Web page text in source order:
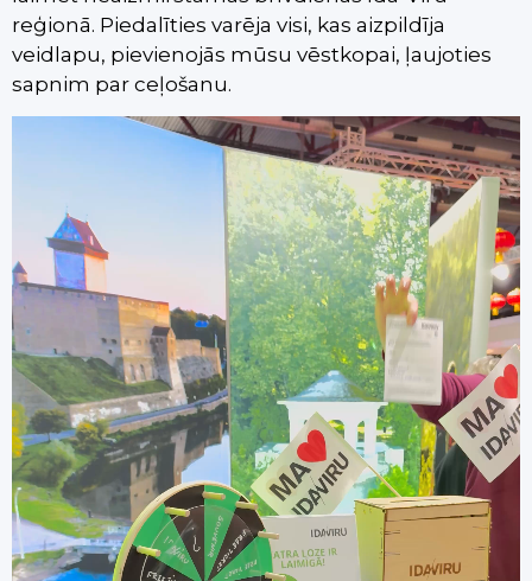
reģionā. Piedalīties varēja visi, kas aizpildīja
veidlapu, pievienojās mūsu vēstkopai, ļaujoties
sapnim par ceļošanu.